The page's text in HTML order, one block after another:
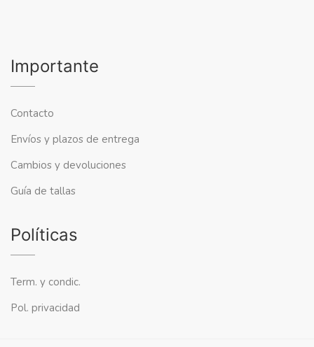
Importante
Contacto
Envíos y plazos de entrega
Cambios y devoluciones
Guía de tallas
Políticas
Term. y condic.
Pol. privacidad